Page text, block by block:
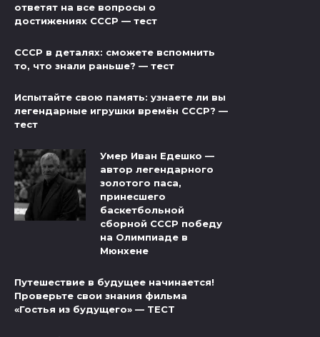
ответят на все вопросы о
достижениях СССР — тест
СССР в деталях: сможете вспомнить
то, что знали раньше? — тест
Испытайте свою память: узнаете ли вы
легендарные игрушки времён СССР? —
тест
Умер Иван Едешко —
автор легендарного
золотого паса,
принесшего
баскетбольной
сборной СССР победу
на Олимпиаде в
Мюнхене
Путешествие в будущее начинается!
Проверьте свои знания фильма
«Гостья из будущего» — ТЕСТ